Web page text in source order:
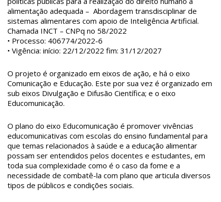
alimentação adequada – Abordagem transdisciplinar de
sistemas alimentares com apoio de Inteligência Artificial.
Chamada INCT – CNPq no 58/2022
• Processo: 406774/2022-6
• Vigência: início: 22/12/2022 fim: 31/12/2027
O projeto é organizado em eixos de ação, e há o eixo
Comunicação e Educação. Este por sua vez é organizado em
sub eixos Divulgação e Difusão Científica; e o eixo
Educomunicação.
O plano do eixo Educomunicação é promover vivências
educomunicativas com escolas do ensino fundamental para
que temas relacionados à saúde e a educação alimentar
possam ser entendidos pelos docentes e estudantes, em
toda sua complexidade como é o caso da fome e a
necessidade de combatê-la com plano que articula diversos
tipos de públicos e condições sociais.